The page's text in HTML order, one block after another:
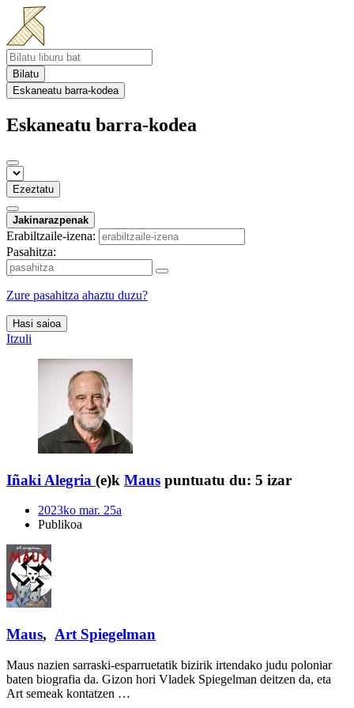
Bilatu
Eskaneatu barra-kodea
Eskaneatu barra-kodea
Ezeztatu
Jakinarazpenak
Erabiltzaile-izena:
Pasahitza:
Zure pasahitza ahaztu duzu?
Hasi saioa
Itzuli
Iñaki Alegria (e)k Maus puntuatu du: 5 izar
2023ko mar. 25a
Publikoa
Maus, Art Spiegelman
Maus nazien sarraski-esparruetatik bizirik irtendako judu poloniar
baten biografia da. Gizon hori Vladek Spiegelman deitzen da, eta
Art semeak kontatzen …